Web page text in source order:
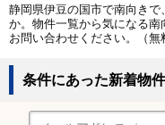
静岡県伊豆の国市で南向き
か。物件一覧から気になる
お問い合わせください。（無
条件にあった新着物